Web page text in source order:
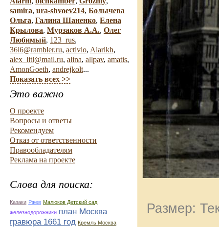
samira, ura-shvoev214, Болычева
Ольга, Галина Шаненко, Елена
Крылова, Мурзаков А.А., Олег
Любимый, 123_rus,
36i6@rambler.ru, activio, Alarikh,
alex_litl@mail.ru, alina, allpav, amatis,
AmonGoeth, andrejkolt...
Показать всех >>
Это важно
О проекте
Вопросы и ответы
Рекомендуем
Отказ от ответственности
Правообладателям
Реклама на проекте
Слова для поиска:
Казаки Ржев Малюков Детский сад
железнодорожники план Москва
гравюра 1661 год Кремль Москва
Размер: